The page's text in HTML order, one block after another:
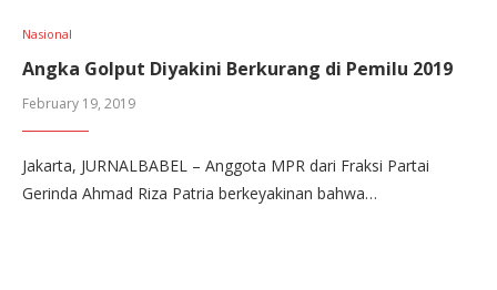
Nasional
Angka Golput Diyakini Berkurang di Pemilu 2019
February 19, 2019
Jakarta, JURNALBABEL – Anggota MPR dari Fraksi Partai
Gerinda Ahmad Riza Patria berkeyakinan bahwa…